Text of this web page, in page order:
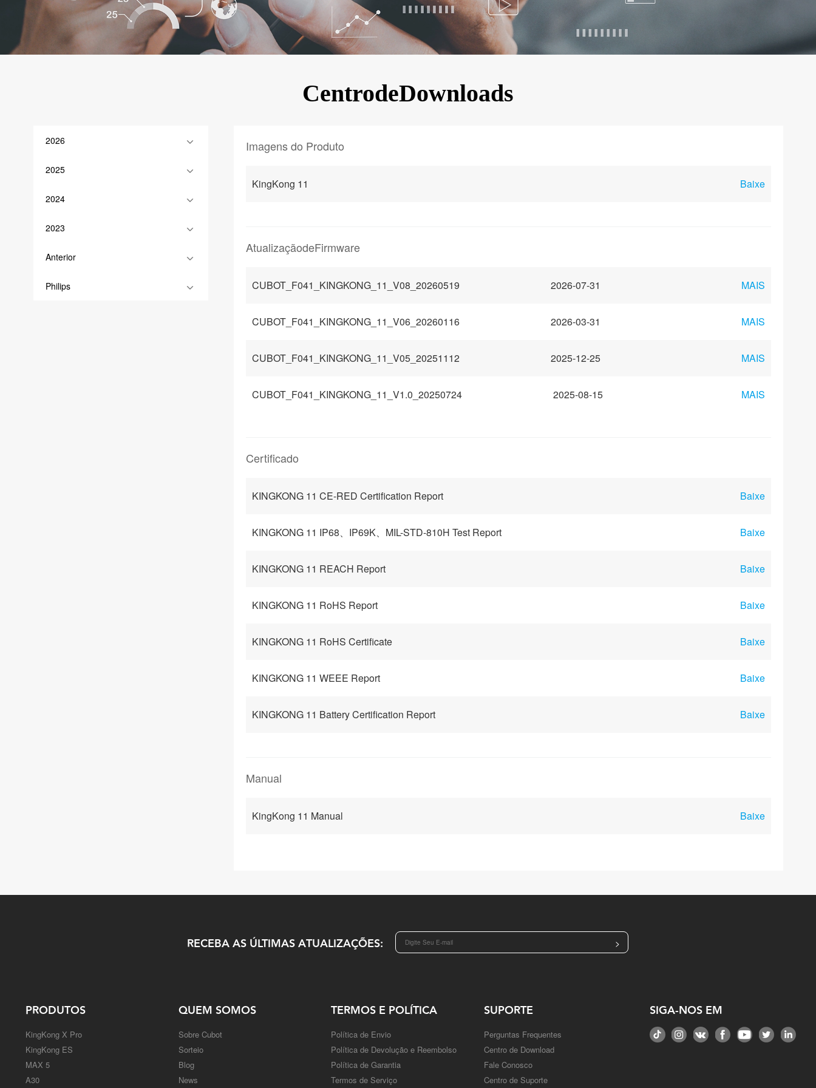
KINGKONG 11
CentrodeDownloads
2026
2025
2024
2023
Anterior
Philips
Imagens do Produto
KingKong 11 Baixe
AtualizaçãodeFirmware
CUBOT_F041_KINGKONG_11_V08_20260519 2026-07-31 MAIS
CUBOT_F041_KINGKONG_11_V06_20260116 2026-03-31 MAIS
CUBOT_F041_KINGKONG_11_V05_20251112 2025-12-25 MAIS
CUBOT_F041_KINGKONG_11_V1.0_20250724 2025-08-15 MAIS
Certificado
KINGKONG 11 CE-RED Certification Report Baixe
KINGKONG 11 IP68、IP69K、MIL-STD-810H Test Report Baixe
KINGKONG 11 REACH Report Baixe
KINGKONG 11 RoHS Report Baixe
KINGKONG 11 RoHS Certificate Baixe
KINGKONG 11 WEEE Report Baixe
KINGKONG 11 Battery Certification Report Baixe
Manual
KingKong 11 Manual Baixe
RECEBA AS ÚLTIMAS ATUALIZAÇÕES: >
PRODUTOS
KingKong X Pro
KingKong ES
MAX 5
A30
QUEM SOMOS
Sobre Cubot
Sorteio
Blog
News
TERMOS E POLÍTICA
Política de Envio
Política de Devolução e Reembolso
Política de Garantia
Termos de Serviço
SUPORTE
Perguntas Frequentes
Centro de Download
Fale Conosco
Centro de Suporte
SIGA-NOS EM